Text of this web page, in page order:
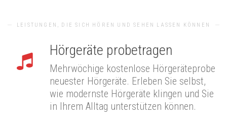
LEISTUNGEN, DIE SICH HÖREN UND SEHEN LASSEN KÖNNEN
Hörgeräte probetragen
Mehrwöchige kostenlose Hörgeräteprobe
neuester Hörgeräte. Erleben Sie selbst,
wie modernste Hörgeräte klingen und Sie
in Ihrem Alltag unterstützen können.